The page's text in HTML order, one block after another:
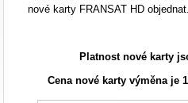
nové karty FRANSAT HD objednat.
Platnost nové karty
Cena nové karty výměna je